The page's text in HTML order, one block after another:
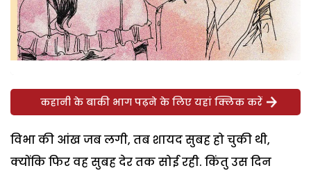
कहानी के बाकी भाग पढ़ने के लिए यहां क्लिक करें
विभा की आंख जब लगी, तब शायद सुबह हो चुकी थी,
क्योंकि फिर वह सुबह देर तक सोई रही. किंतु उस दिन